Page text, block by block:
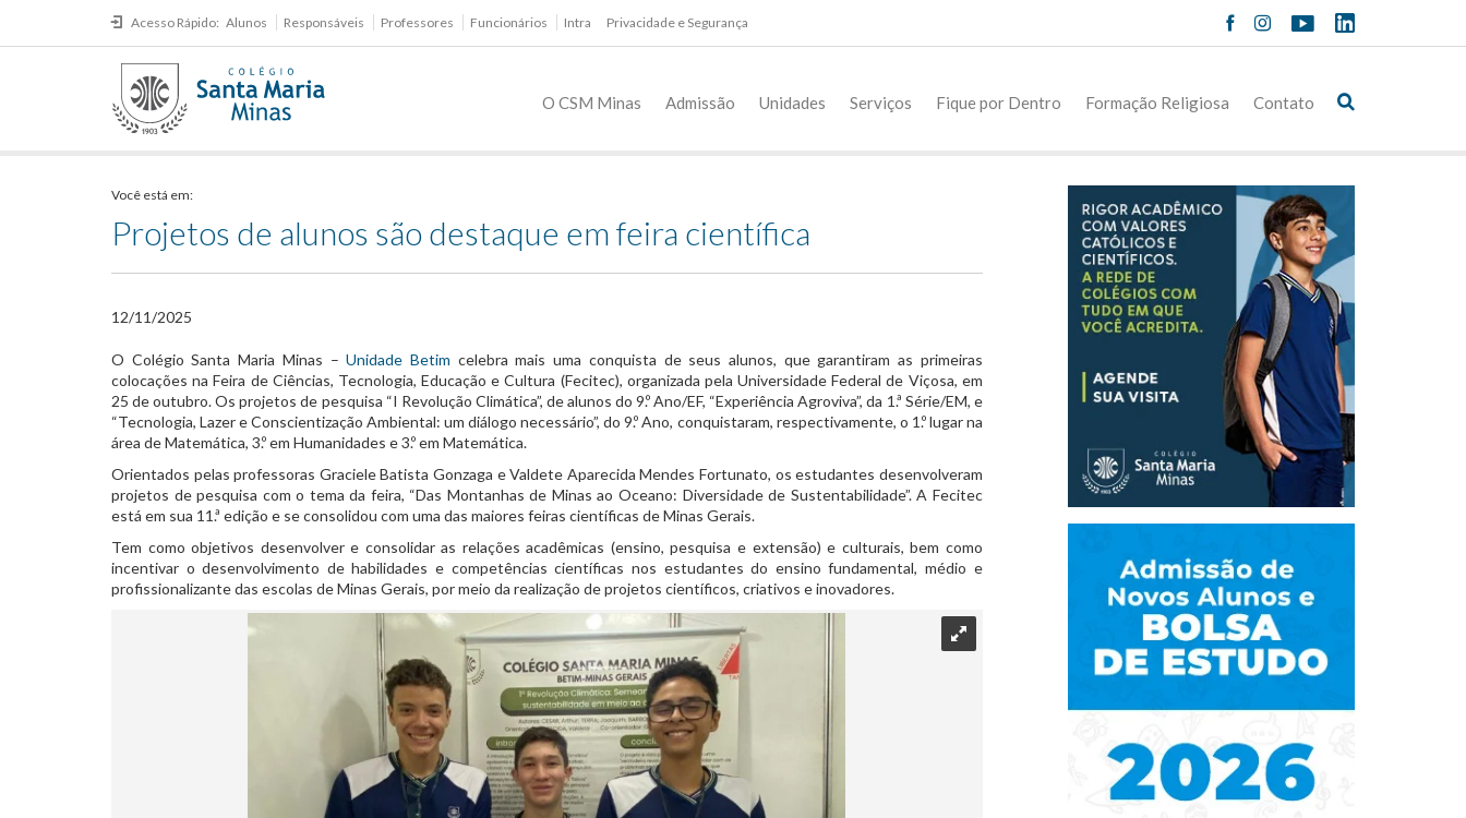
Acesso Rápido: Alunos Responsáveis Professores Funcionários Intra Privacidade e Segurança
O CSM Minas Admissão Unidades Serviços Fique por Dentro Formação Religiosa Contato
Você está em:
Projetos de alunos são destaque em feira científica
12/11/2025
O Colégio Santa Maria Minas –Unidade Betim celebra mais uma conquista de seus alunos, que garantiram as primeiras
colocações na Feira de Ciências, Tecnologia, Educação e Cultura (Fecitec), organizada pela Universidade Federal de Viçosa, em
25 de outubro. Os projetos de pesquisa “I Revolução Climática”, de alunos do 9.º Ano/EF, “Experiência Agroviva”, da 1.ª Série/EM, e
“Tecnologia, Lazer e Conscientização Ambiental: um diálogo necessário”, do 9.º Ano, conquistaram, respectivamente, o 1.º lugar na
área de Matemática, 3.º em Humanidades e 3.º em Matemática.
Orientados pelas professoras Graciele Batista Gonzaga e Valdete Aparecida Mendes Fortunato, os estudantes desenvolveram
projetos de pesquisa com o tema da feira, “Das Montanhas de Minas ao Oceano: Diversidade de Sustentabilidade”. A Fecitec
está em sua 11.ª edição e se consolidou com uma das maiores feiras científicas de Minas Gerais.
Tem como objetivos desenvolver e consolidar as relações acadêmicas (ensino, pesquisa e extensão) e culturais, bem como
incentivar o desenvolvimento de habilidades e competências científicas nos estudantes do ensino fundamental, médio e
profissionalizante das escolas de Minas Gerais, por meio da realização de projetos científicos, criativos e inovadores.